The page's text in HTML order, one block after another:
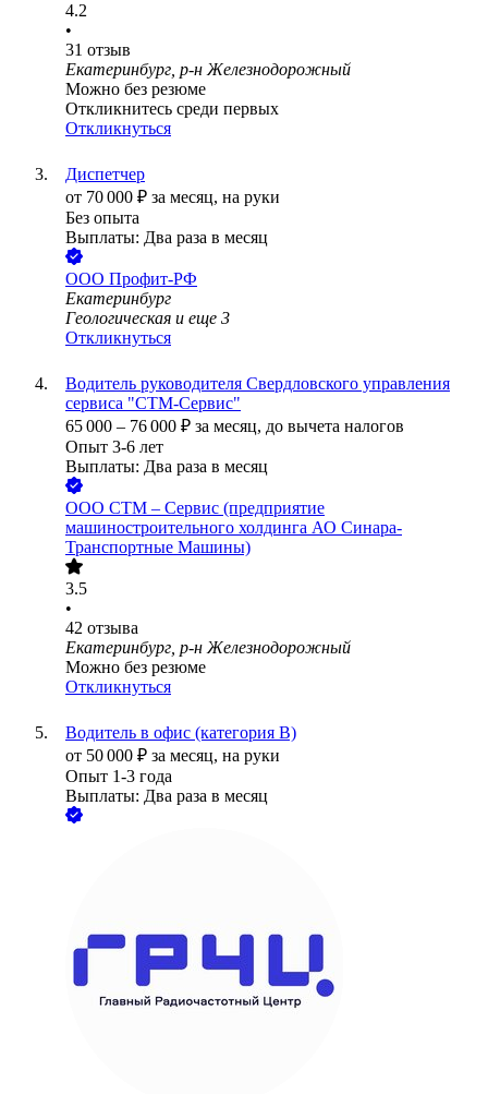
4.2
•
31 отзыв
Екатеринбург, р-н Железнодорожный
Можно без резюме
Откликнитесь среди первых
Откликнуться
Диспетчер
от 70 000 ₽ за месяц, на руки
Без опыта
Выплаты: Два раза в месяц
ООО Профит-РФ
Екатеринбург
Геологическая и еще 3
Откликнуться
Водитель руководителя Свердловского управления
сервиса "СТМ-Сервис"
65 000 – 76 000 ₽ за месяц, до вычета налогов
Опыт 3-6 лет
Выплаты: Два раза в месяц
ООО СТМ – Сервис (предприятие
машиностроительного холдинга АО Синара-
Транспортные Машины)
3.5
•
42 отзыва
Екатеринбург, р-н Железнодорожный
Можно без резюме
Откликнуться
Водитель в офис (категория B)
от 50 000 ₽ за месяц, на руки
Опыт 1-3 года
Выплаты: Два раза в месяц